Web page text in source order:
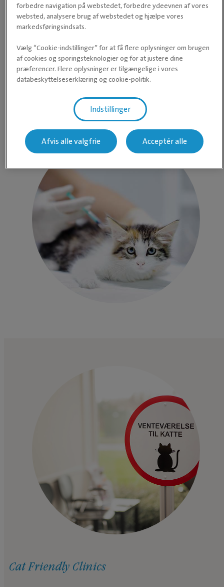
smittes. Normalt er der ingen stor risiko forbundet med en
vaccination. Vaccinationsprogrammet for den enkelte kat
tilrettelægges af dyrlægen i samråd med ejer ud fra en
risikovurdering baseret på kattens adfærd og færden.
LÆS MERE OM
Cat Friendly Clinics
forbedre navigation på webstedet, forbedre ydeevnen af vores
websted, analysere brug af webstedet og hjælpe vores
markedsføringsindsats.
Vælg “Cookie-indstillinger” for at få flere oplysninger om brugen
af cookies og sporingsteknologier og for at justere dine
præferencer. Flere oplysninger er tilgængelige i vores
databeskyttelseserklæring og cookie-politik.
Indstillinger
Afvis alle valgfrie Acceptér alle